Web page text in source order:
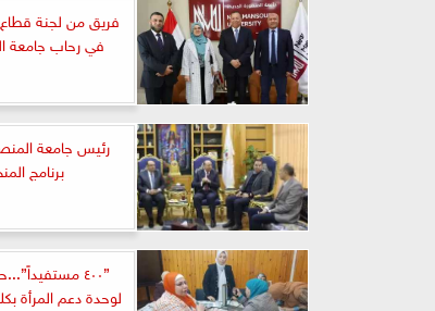
فريق من لجنة قطاع
في رحاب جامعة
رئيس جامعة
برنامج
”٤٠٠
لوحدة دعم المرأة